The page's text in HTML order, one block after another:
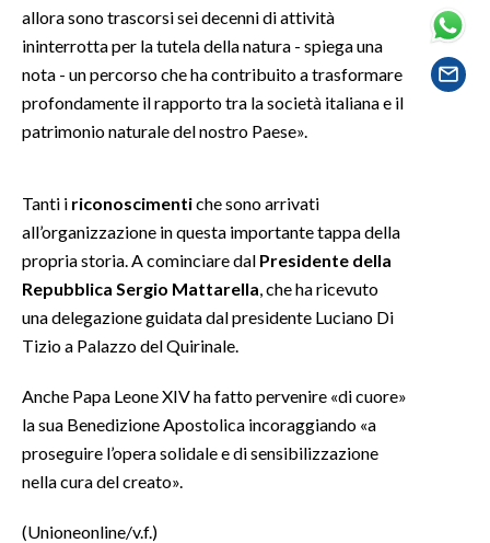
SALUTE
SARDI NEL MONDO
EVENTI
#CARAUNIONE
3 MINUTI CON
INFO AZIENDE
ABBONATI
ANNUNCI
NECROLOGI
allora sono trascorsi sei decenni di attività
ininterrotta per la tutela della natura - spiega una
nota - un percorso che ha contribuito a trasformare
profondamente il rapporto tra la società italiana e il
patrimonio naturale del nostro Paese».
Tanti i riconoscimentiche sono arrivati
all’organizzazione in questa importante tappa della
propria storia. A cominciare dal Presidente della
Repubblica Sergio Mattarella , che ha ricevuto
una delegazione guidata dal presidente Luciano Di
Tizio a Palazzo del Quirinale.
Anche Papa Leone XIV ha fatto pervenire «di cuore»
la sua Benedizione Apostolica incoraggiando «a
proseguire l’opera solidale e di sensibilizzazione
nella cura del creato».
(Unioneonline/v.f.)